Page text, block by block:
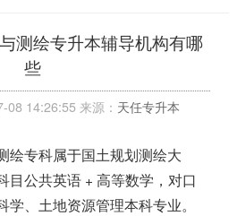
测绘专升本辅导机构有哪
些
08 14:26:55 来源： 天任专升本
专科属于国土规划测绘大
目公共英语 + 高等数学，对口
、土地资源管理本科专业。